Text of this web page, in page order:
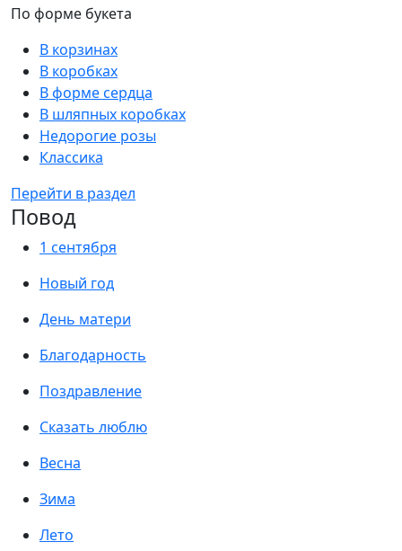
По форме букета
В корзинах
В коробках
В форме сердца
В шляпных коробках
Недорогие розы
Классика
Перейти в раздел
Повод
1 сентября
Новый год
День матери
Благодарность
Поздравление
Сказать люблю
Весна
Зима
Лето